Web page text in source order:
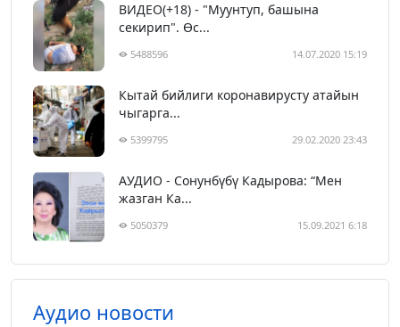
ВИДЕО(+18) - "Муунтуп, башына
секирип". Өс...
5488596 14.07.2020 15:19
Кытай бийлиги коронавирусту атайын
чыгарга...
5399795 29.02.2020 23:43
АУДИО - Сонунбүбү Кадырова: “Мен
жазган Ка...
5050379 15.09.2021 6:18
Аудио новости